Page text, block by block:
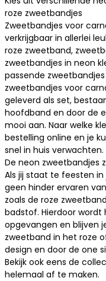
roze zweetbandjes
Zweetbandjes voor
verkrijgbaar in allerlei
roze zweetband,
zweetbandjes in neon
passende
zweetbandjes voor
geleverd als set,
hoofdband en door de
mooi aan. Naar welke
bestelling online en je
snel in huis verwachten.
De neon zweetbandjes
Als jij staat te feesten in
geen hinder ervaren
zoals de roze
badstof. Hierdoor
opgevangen en blijven
zweetband in het roze
design en door de one
Bekijk ook eens de
helemaal af te maken.